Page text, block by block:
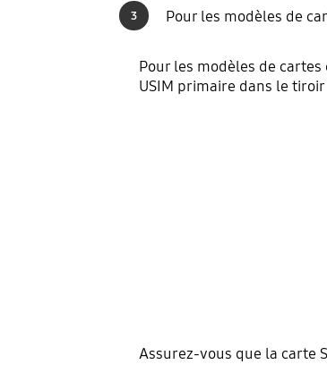
3 Pour les modèles de
Pour les modèles de
USIM primaire dans le
Assurez-vous que la carte